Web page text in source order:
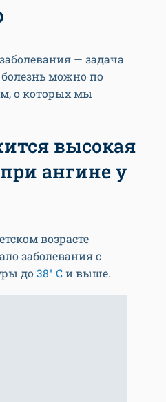
— задача
можно по
о которых мы
высокая
ангине у
возрасте
заболевания с
до38° Cи выше.